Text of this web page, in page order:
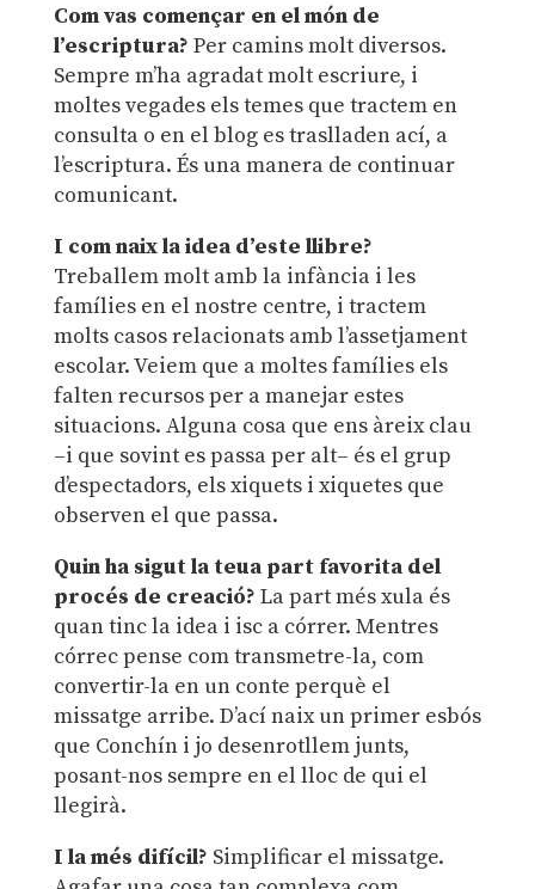
Com vas començar en el món de
l’escriptura? Per camins molt diversos.
Sempre m’ha agradat molt escriure, i
moltes vegades els temes que tractem en
consulta o en el blog es traslladen ací, a
l’escriptura. És una manera de continuar
comunicant.
I com naix la idea d’este llibre?
Treballem molt amb la infància i les
famílies en el nostre centre, i tractem
molts casos relacionats amb l’assetjament
escolar. Veiem que a moltes famílies els
falten recursos per a manejar estes
situacions. Alguna cosa que ens àreix clau
–i que sovint es passa per alt– és el grup
d’espectadors, els xiquets i xiquetes que
observen el que passa.
Quin ha sigut la teua part favorita del
procés de creació? La part més xula és
quan tinc la idea i isc a córrer. Mentres
córrec pense com transmetre-la, com
convertir-la en un conte perquè el
missatge arribe. D’ací naix un primer esbós
que Conchín i jo desenrotllem junts,
posant-nos sempre en el lloc de qui el
llegirà.
I la més difícil? Simplificar el missatge.